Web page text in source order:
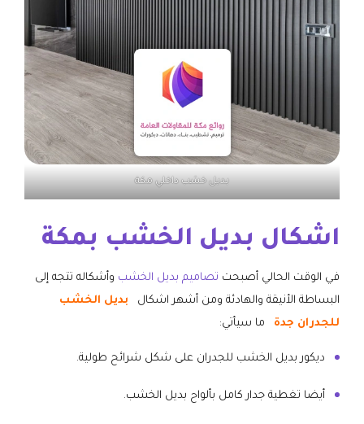
بديل خشب داخلي مكة
اشكال بديل الخشب بمكة
في الوقت الحالي أصبحت تصاميم بديل الخشب وأشكاله تتجه إلى
البساطة الأنيقة والهادئة ومن أشهر اشكال
بديل الخشب
للجدران جدة
ما سيأتي:
ديكور بديل الخشب للجدران على شكل شرائح طولية.
أيضا تغطية جدار كامل بألواح بديل الخشب.